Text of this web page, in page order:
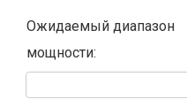
Ожидаемый диапазон
мощности: